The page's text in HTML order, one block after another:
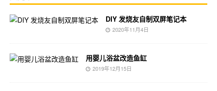
DIY 发烧友自制双屏笔记本
2020年11月4日
用婴儿浴盆改造鱼缸
2019年12月15日